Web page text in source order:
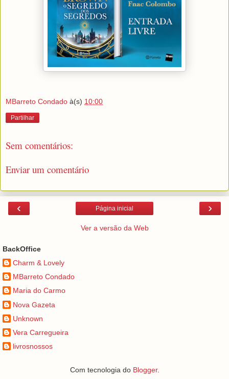
MBarreto Condado à(s) 10:00
Partilhar
Sem comentários:
Enviar um comentário
‹ ›
Página inicial
Ver a versão da Web
BackOffice
Charm & Lovely
MBarreto Condado
Maria do Carmo
Nova Gazeta
Unknown
Vera Carregueira
livrosnossos
Com tecnologia do Blogger.